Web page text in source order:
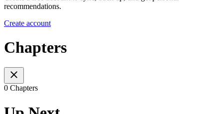
recommendations.
Create account
Chapters
0 Chapters